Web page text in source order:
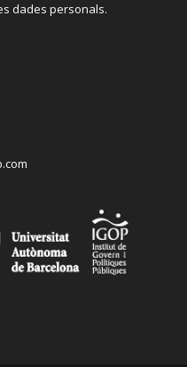
dades personals.